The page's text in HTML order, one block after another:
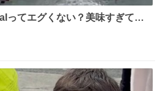
ってエグくない？美味すぎて毎
重測ったら痩せてるの嬉しすぎ